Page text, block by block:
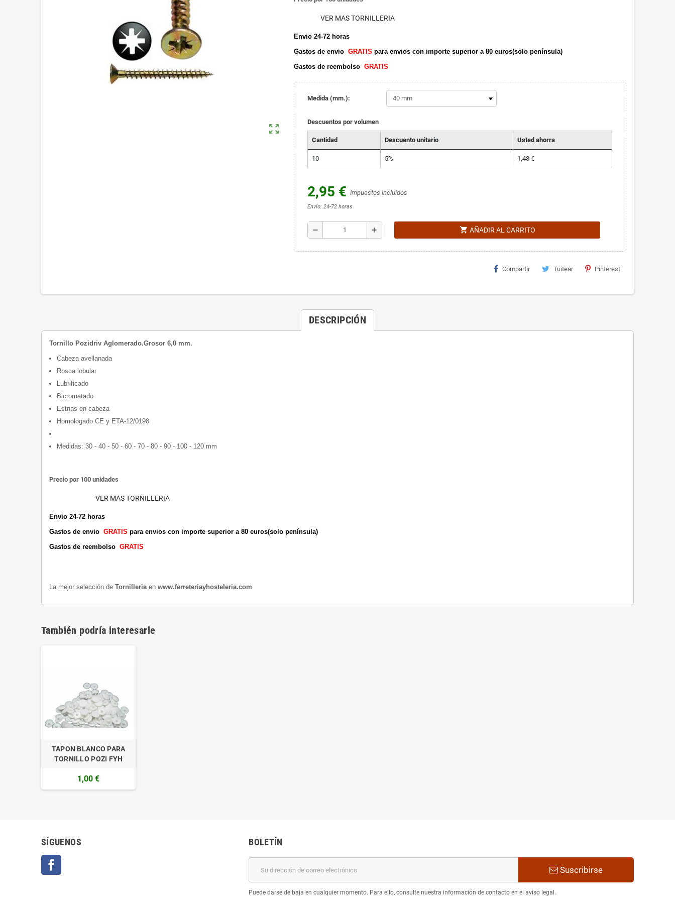
zoom_out_map
VER MAS TORNILLERIA
Envio 24-72 horas
Gastos de envio GRATIS para envios con importe superior a 80 euros(solo península)
Gastos de reembolso GRATIS
Medida (mm.):
Descuentos por volumen
Cantidad Descuento unitario Usted ahorra
10 5% 1,48 €
2,95 € Impuestos incluidos
Envío: 24-72 horas
remove add shopping_cart AÑADIR AL CARRITO
Compartir Tuitear Pinterest
DESCRIPCIÓN
Tornillo Pozidriv Aglomerado.Grosor 6,0 mm.
Cabeza avellanada
Rosca lobular
Lubrificado
Bicromatado
Estrias en cabeza
Homologado CE y ETA-12/0198
Medidas: 30 - 40 - 50 - 60 - 70 - 80 - 90 - 100 - 120 mm
Precio por 100 unidades
VER MAS TORNILLERIA
Envio 24-72 horas
Gastos de envio GRATIS para envios con importe superior a 80 euros(solo península)
Gastos de reembolso GRATIS
La mejor selección de Tornilleria en www.ferreteriayhosteleria.com
También podría interesarle
TAPON BLANCO PARA
TORNILLO POZI FYH
1,00 €
SÍGUENOS BOLETÍN
Suscribirse
Puede darse de baja en cualquier momento. Para ello, consulte nuestra información de contacto en el aviso legal.